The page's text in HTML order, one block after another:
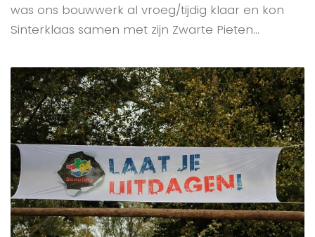
was ons bouwwerk al vroeg/tijdig klaar en kon
Sinterklaas samen met zijn Zwarte Pieten...